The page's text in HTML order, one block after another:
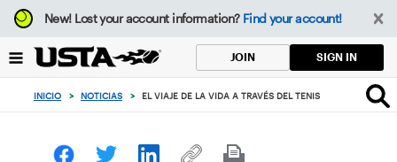
Enfoque
desde
botón
volver
principio
New!Lost your account information? Find your account!
JOIN SIGN IN
INICIO > NOTICIAS > EL VIAJE DE LA VIDA A TRAVÉS DEL TENIS